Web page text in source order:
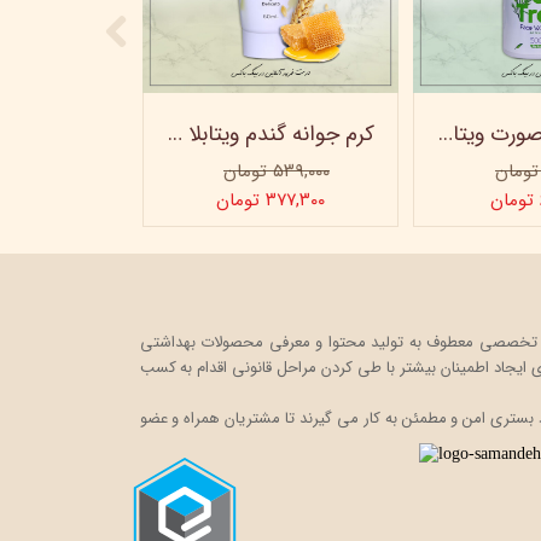
کرم جوانه گندم ویتابلا - تیوپی 60 میلی‌ لیتر
۵۳۹,۰۰۰ تومان
۳۷۷,۳۰۰ تومان
ژل شستشو صورت ویتابلا - 300 میلی لیتر
را در قالب یک فروشگاه اینترنتی، به صورت تخصصی معطوف به تولید محتوا و معرفی محصولات بهداشتی
اطمینان بیشتر باطی کردن مراحل قانونی اقدام به کسب
امن و مطمئن به کار می گیرند تا مشتریان همراه و عضو